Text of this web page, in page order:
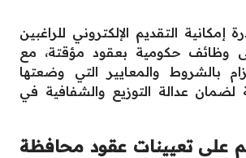
إمكانية التقديم الإلكتروني للراغبين
وظائف حكومية بعقود مؤقتة، مع
بالشروط والمعايير التي وضعتها
لضمان عدالة التوزيع والشفافية في
على تعيينات عقود محافظة